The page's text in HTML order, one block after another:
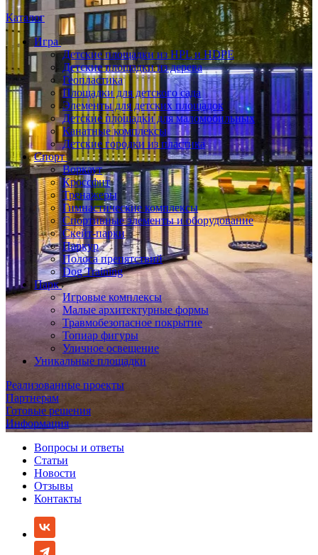
Каталог
Игра
Детские площадки из HPL и HDPE
Детские площадки из дерева
Геопластика
Площадки для детского сада
Элементы для детских площадок
Детские площадки для маломобильных
Канатные комплексы
Детские городки из пластика
Спорт
Воркаут
Кроссфит
Тренажеры
Гимнастические комплексы
Спортивные элементы и оборудование
Скейт-парки
Паркур
Полоса препятствий
Dog Training
Парк
Игровые комплексы
Малые архитектурные формы
Травмобезопасное покрытие
Топиар фигуры
Уличное освещение
Уникальные площадки
Реализованные проекты
Партнерам
Готовые решения
Информация
Вопросы и ответы
Статьи
Новости
Отзывы
Контакты